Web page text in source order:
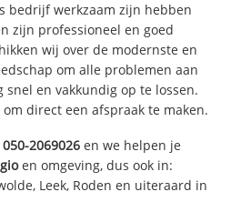
bedrijf werkzaam zijn hebben
zijn professioneel en goed
wij over de modernste en
om alle problemen aan
en vakkundig op te lossen.
direct een afspraak te maken.
050-2069026 en we helpen je
en omgeving, dus ook in:
Leek, Roden en uiteraard in